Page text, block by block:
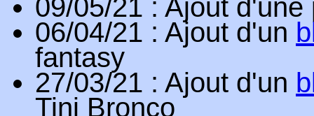
09/05/21 : Ajout
06/04/21 : Ajout d'un
fantasy
27/03/21 : Ajout d'un
Tini Bronco